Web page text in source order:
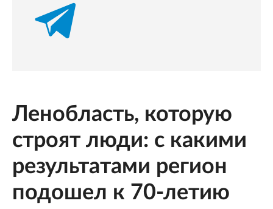
Ленобласть, которую
строят люди: с какими
результатами регион
подошел к 70-летию